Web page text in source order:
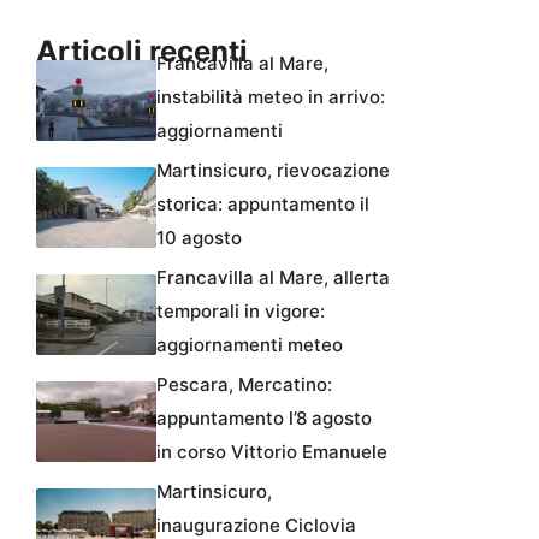
Articoli recenti
Francavilla al Mare,
instabilità meteo in arrivo:
aggiornamenti
Martinsicuro, rievocazione
storica: appuntamento il
10 agosto
Francavilla al Mare, allerta
temporali in vigore:
aggiornamenti meteo
Pescara, Mercatino:
appuntamento l’8 agosto
in corso Vittorio Emanuele
Martinsicuro,
inaugurazione Ciclovia